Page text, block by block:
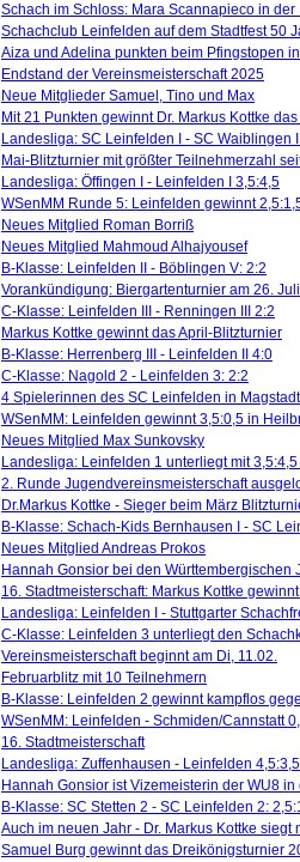
Schach im Schloss: Mara Scannapieco in der
Schachclub Leinfelden auf dem Stadtfest 50
Aiza und Adelina punkten beim Pfingstopen
Endstand der Vereinsmeisterschaft 2025
Neue Mitglieder Samuel, Tino und Max
Mit 21 Punkten gewinnt Dr. Markus Kottke
Landesliga: SC Leinfelden I - SC Waiblingen
Mai-Blitzturnier mit größter Teilnehmerzahl
Landesliga: Öffingen I - Leinfelden I 3,5:4,5
WSenMM Runde 5: Leinfelden gewinnt
Neues Mitglied Roman Borriß
Neues Mitglied Mahmoud Alhajyousef
B-Klasse: Leinfelden II - Böblingen V: 2:2
Vorankündigung: Biergartenturnier am 26. Juli
C-Klasse: Leinfelden III - Renningen III 2:2
Markus Kottke gewinnt das April-Blitzturnier
B-Klasse: Herrenberg III - Leinfelden II 4:0
C-Klasse: Nagold 2 - Leinfelden 3: 2:2
4 Spielerinnen des SC Leinfelden in Magstadt
WSenMM: Leinfelden gewinnt 3,5:0,5 in
Neues Mitglied Max Sunkovsky
Landesliga: Leinfelden 1 unterliegt mit
2. Runde Jugendvereinsmeisterschaft
Dr.Markus Kottke - Sieger beim März
B-Klasse: Schach-Kids Bernhausen I - SC
Neues Mitglied Andreas Prokos
Hannah Gonsior bei den Württembergischen
16. Stadtmeisterschaft: Markus Kottke
Landesliga: Leinfelden I - Stuttgarter
C-Klasse: Leinfelden 3 unterliegt den
Vereinsmeisterschaft beginnt am Di, 11.02.
Februarblitz mit 10 Teilnehmern
B-Klasse: Leinfelden 2 gewinnt kampflos
WSenMM: Leinfelden - Schmiden/Cannstatt
16. Stadtmeisterschaft
Landesliga: Zuffenhausen - Leinfelden 4,5:3,5
Hannah Gonsior ist Vizemeisterin der WU8 in
B-Klasse: SC Stetten 2 - SC Leinfelden 2:
Auch im neuen Jahr - Dr. Markus Kottke
Samuel Burg gewinnt das Dreikönigsturnier